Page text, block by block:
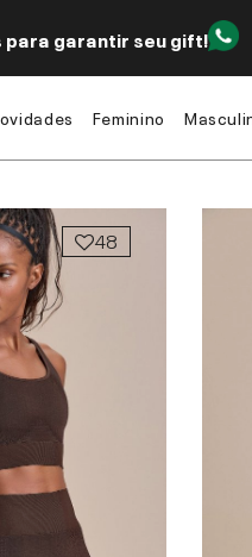
para garantir seu gift!
Feminino
48